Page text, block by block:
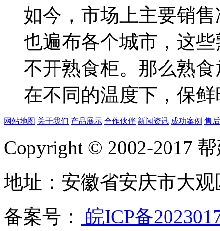
如今，市场上主要销
也遍布各个城市，这
不开熟食柜。那么熟
在不同的温度下，保鲜
网站地图 关于我们 产品展示 合作伙伴 新闻资讯 成功案例 售
Copyright © 2002-2017
地址：安徽省安庆市大
备案号：
皖ICP备